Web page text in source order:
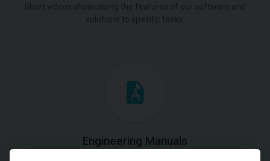
Short videos showcasing the features of our software and
solutions to specific tasks.
Engineering Manuals